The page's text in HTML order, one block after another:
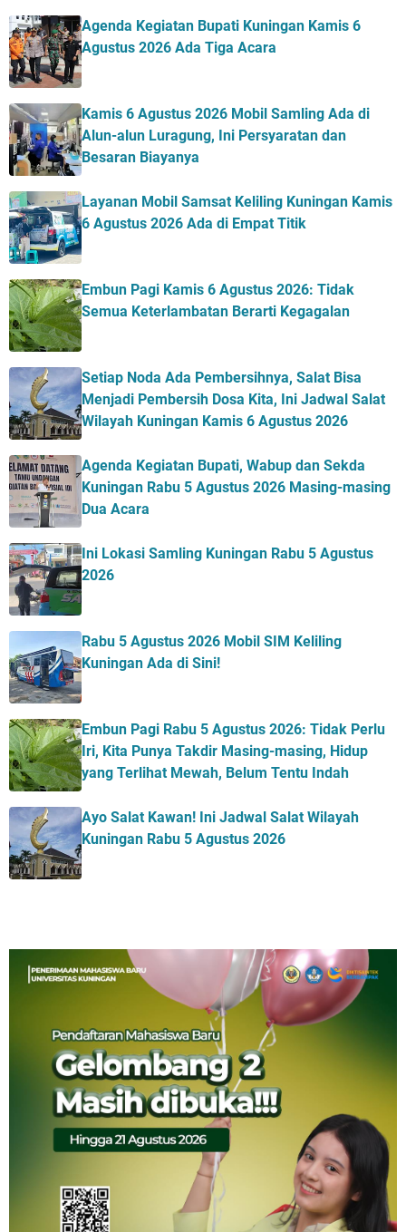
Agenda Kegiatan Bupati Kuningan Kamis 6
Agustus 2026 Ada Tiga Acara
Kamis 6 Agustus 2026 Mobil Samling Ada di
Alun-alun Luragung, Ini Persyaratan dan
Besaran Biayanya
Layanan Mobil Samsat Keliling Kuningan Kamis
6 Agustus 2026 Ada di Empat Titik
Embun Pagi Kamis 6 Agustus 2026: Tidak
Semua Keterlambatan Berarti Kegagalan
Setiap Noda Ada Pembersihnya, Salat Bisa
Menjadi Pembersih Dosa Kita, Ini Jadwal Salat
Wilayah Kuningan Kamis 6 Agustus 2026
Agenda Kegiatan Bupati, Wabup dan Sekda
Kuningan Rabu 5 Agustus 2026 Masing-masing
Dua Acara
Ini Lokasi Samling Kuningan Rabu 5 Agustus
2026
Rabu 5 Agustus 2026 Mobil SIM Keliling
Kuningan Ada di Sini!
Embun Pagi Rabu 5 Agustus 2026: Tidak Perlu
Iri, Kita Punya Takdir Masing-masing, Hidup
yang Terlihat Mewah, Belum Tentu Indah
Ayo Salat Kawan! Ini Jadwal Salat Wilayah
Kuningan Rabu 5 Agustus 2026